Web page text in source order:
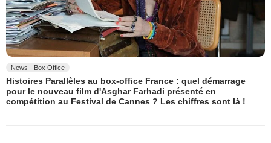
News - Box Office
Histoires Parallèles au box-office France : quel démarrage
pour le nouveau film d'Asghar Farhadi présenté en
compétition au Festival de Cannes ? Les chiffres sont là !